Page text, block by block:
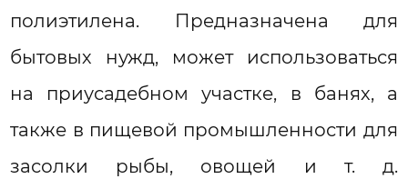
полиэтилена. Предназначена для
бытовых нужд, может использоваться
на приусадебном участке, в банях, а
также в пищевой промышленности для
засолки рыбы, овощей и т. д.